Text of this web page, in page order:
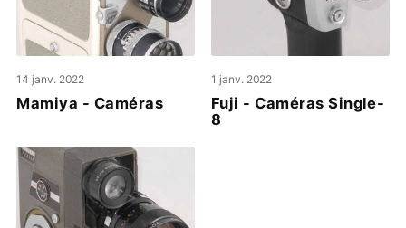
14 janv. 2022
Mamiya - Caméras
1 janv. 2022
Fuji - Caméras Single-
8